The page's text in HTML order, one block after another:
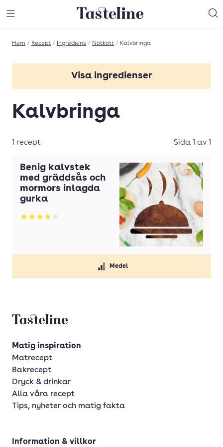
Till Tastelines startsida
Hem / Recept / Ingrediens / Nötkött / Kalvbringa
Visa ingredienser
Hel oxfilé
Kalventrecôte
Kalvfärs
Kalvinnanlår
Kalvkotletter
Kalvtunga
Kalvytterfilé
Nötfilé
Nötfärs
Nötfärs, mager
Kalvbringa
1 recept Sida 1 av 1
Benig kalvstek
med gräddsås och
mormors inlagda
gurka
Betyg: 3.8 av 5
Medel
Tasteline startsida
Matig inspiration
Matrecept
Bakrecept
Dryck & drinkar
Alla våra recept
Tips, nyheter och matig fakta
Information & villkor